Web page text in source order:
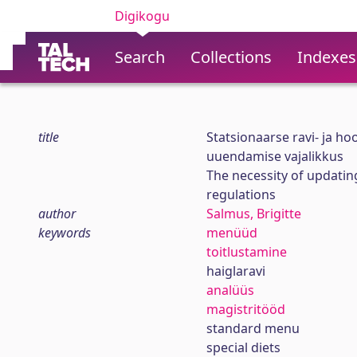
Digikogu
Search Collections Indexes
title
Statsionaarse ravi- ja
uuendamise vajalikkus
The necessity of
regulations
author
Salmus, Brigitte
keywords
menüüd
toitlustamine
haiglaravi
analüüs
magistritööd
standard menu
special diets